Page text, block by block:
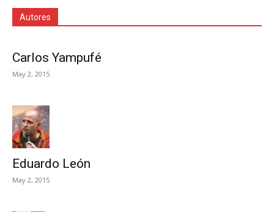
Autores
Carlos Yampufé
May 2, 2015
Eduardo León
May 2, 2015